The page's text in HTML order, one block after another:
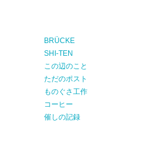
BRÜCKE
SHI-TEN
この辺のこと
ただのポスト
ものぐさ工作
コーヒー
催しの記録